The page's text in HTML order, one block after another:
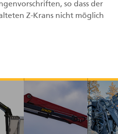
so dass der
Z-Krans nicht möglich